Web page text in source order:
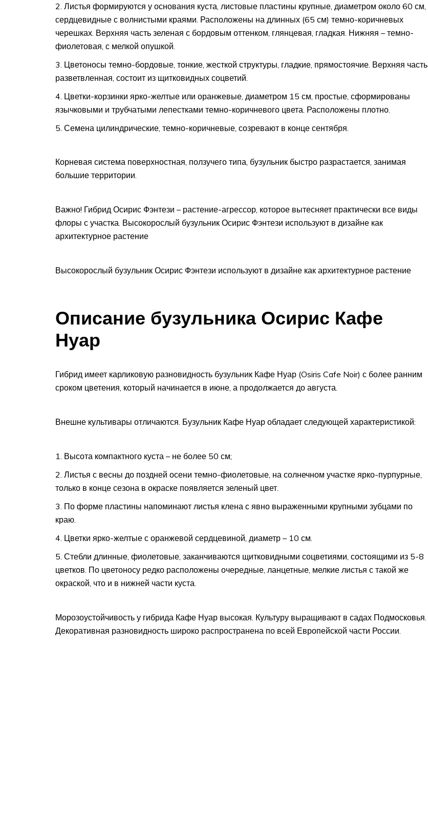
Листья формируются у основания куста, листовые пластины крупные, диаметром около 60 см,
сердцевидные с волнистыми краями. Расположены на длинных (65 см) темно-коричневых
черешках. Верхняя часть зеленая с бордовым оттенком, глянцевая, гладкая. Нижняя – темно-
фиолетовая, с мелкой опушкой.
Цветоносы темно-бордовые, тонкие, жесткой структуры, гладкие, прямостоячие. Верхняя часть
разветвленная, состоит из щитковидных соцветий.
Цветки-корзинки ярко-желтые или оранжевые, диаметром 15 см, простые, сформированы
язычковыми и трубчатыми лепестками темно-коричневого цвета. Расположены плотно.
Семена цилиндрические, темно-коричневые, созревают в конце сентября.
Корневая система поверхностная, ползучего типа, бузульник быстро разрастается, занимая
большие территории.
Важно! Гибрид Осирис Фэнтези – растение-агрессор, которое вытесняет практически все виды
флоры с участка. Высокорослый бузульник Осирис Фэнтези используют в дизайне как
архитектурное растение
Высокорослый бузульник Осирис Фэнтези используют в дизайне как архитектурное растение
Описание бузульника Осирис Кафе
Нуар
Гибрид имеет карликовую разновидность бузульник Кафе Нуар (Osiris Cafe Noir) с более ранним
сроком цветения, который начинается в июне, а продолжается до августа.
Внешне культивары отличаются. Бузульник Кафе Нуар обладает следующей характеристикой:
Высота компактного куста – не более 50 см;
Листья с весны до поздней осени темно-фиолетовые, на солнечном участке ярко-пурпурные,
только в конце сезона в окраске появляется зеленый цвет.
По форме пластины напоминают листья клена с явно выраженными крупными зубцами по
краю.
Цветки ярко-желтые с оранжевой сердцевиной, диаметр – 10 см.
Стебли длинные, фиолетовые, заканчиваются щитковидными соцветиями, состоящими из 5-8
цветков. По цветоносу редко расположены очередные, ланцетные, мелкие листья с такой же
окраской, что и в нижней части куста.
Морозоустойчивость у гибрида Кафе Нуар высокая. Культуру выращивают в садах Подмосковья.
Декоративная разновидность широко распространена по всей Европейской части России.